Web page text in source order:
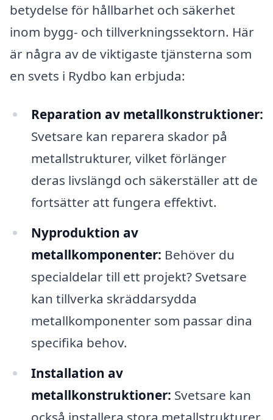
betydelse för hållbarhet och säkerhet
inom bygg- och tillverkningssektorn. Här
är några av de viktigaste tjänsterna som
en svets i Rydbo kan erbjuda:
Reparation av metallkonstruktioner:
Svetsare kan reparera skador på
metallstrukturer, vilket förlänger
deras livslängd och säkerställer att de
fortsätter att fungera effektivt.
Nyproduktion av
metallkomponenter: Behöver du
specialdelar till ett projekt? Svetsare
kan tillverka skräddarsydda
metallkomponenter som passar dina
specifika behov.
Installation av
metallkonstruktioner: Svetsare kan